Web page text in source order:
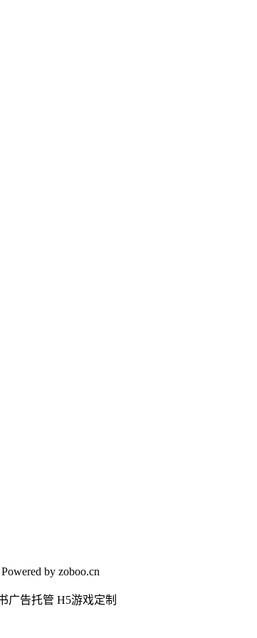
Powered by zoboo.cn
广告托管 H5游戏定制